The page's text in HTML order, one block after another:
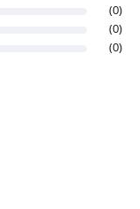
(0)
(0)
(0)